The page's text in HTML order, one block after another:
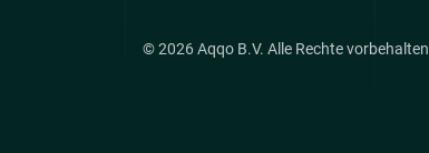
© 2026 Aqqo B.V. Alle Rechte vorbehalten